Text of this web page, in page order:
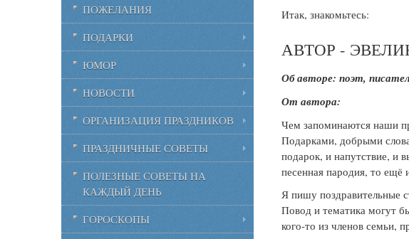
Итак, знакомьтесь:
АВТОР -
Об авторе: поэт,
От автора:
Чем запоминаются наши
Подарками, добрыми
подарок, и напутствие, и
песенная пародия, то ещё
Я пишу поздравительные
Повод и тематика могут
кого-то из членов семьи,
ПОЖЕЛАНИЯ
ПОДАРКИ
ЮМОР
НОВОСТИ
ОРГАНИЗАЦИЯ ПРАЗДНИКОВ
ПРАЗДНИЧНЫЕ СОВЕТЫ
ПОЛЕЗНЫЕ СОВЕТЫ НА
КАЖДЫЙ ДЕНЬ
ГОРОСКОПЫ